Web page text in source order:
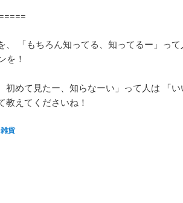
「もちろん知ってる、知ってるー」って
を！
初めて見たー、知らなーい」って人は 「
教えてくださいね！
雑貨